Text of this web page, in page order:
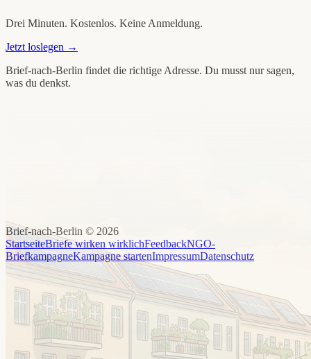
Drei Minuten. Kostenlos. Keine Anmeldung.
Jetzt loslegen →
Brief-nach-Berlin findet die richtige Adresse. Du musst nur sagen,
was du denkst.
Brief-nach-Berlin © 2026
StartseiteBriefe wirken wirklichFeedbackNGO-
BriefkampagneKampagne startenImpressumDatenschutz